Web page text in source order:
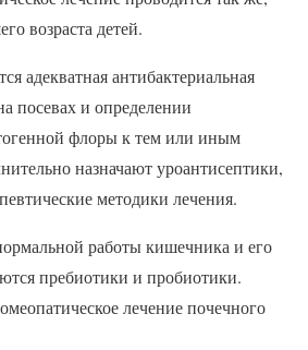
возраста детей.
адекватная антибактериальная
посевах и определении
флоры к тем или иным
назначают уроантисептики,
методики лечения.
работы кишечника и его
пребиотики и пробиотики.
лечение почечного